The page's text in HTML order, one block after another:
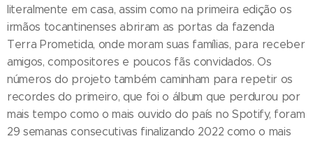
literalmente em casa, assim como na primeira edição os
irmãos tocantinenses abriram as portas da fazenda
Terra Prometida, onde moram suas famílias, para receber
amigos, compositores e poucos fãs convidados. Os
números do projeto também caminham para repetir os
recordes do primeiro, que foi o álbum que perdurou por
mais tempo como o mais ouvido do país no Spotify, foram
29 semanas consecutivas finalizando 2022 como o mais